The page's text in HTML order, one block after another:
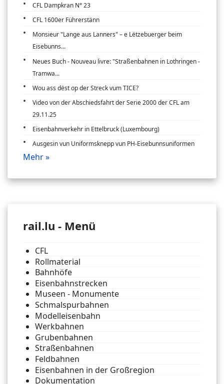
CFL Dampkran N° 23
CFL 1600er Führerstänn
Monsieur "Lange aus Lanners" – e Lëtzebuerger beim
Eisebunns...
Neues Buch - Nouveau livre: "Straßenbahnen in Lothringen -
Tramwa...
Wou ass dëst op der Streck vum TICE?
Video von der Abschiedsfahrt der Serie 2000 der CFL am
29.11.25
Eisenbahnverkehr in Ettelbruck (Luxembourg)
Ausgesin vun Uniformsknepp vun PH-Eisebunnsuniformen
Mehr »
rail.lu - Menü
CFL
Rollmaterial
Bahnhöfe
Eisenbahnstrecken
Museen - Monumente
Schmalspurbahnen
Modelleisenbahn
Werkbahnen
Grubenbahnen
Straßenbahnen
Feldbahnen
Eisenbahnen in der Großregion
Dokumentation